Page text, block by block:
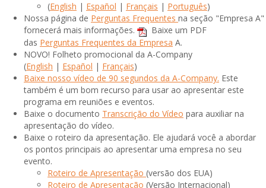
(English | Español | Français | Português)
Nossa página de Perguntas Frequentes na seção "Empresa A"
fornecerá mais informações.
Baixe um PDF
das Perguntas Frequentes da Empresa A.
NOVO! Folheto promocional da A-Company
(English | Español | Français)
Baixe nosso vídeo de 90 segundos da A-Company. Este
também é um bom recurso para usar ao apresentar este
programa em reuniões e eventos.
Baixe o documento Transcrição do Vídeo para auxiliar na
apresentação do vídeo.
Baixe o roteiro da apresentação. Ele ajudará você a abordar
os pontos principais ao apresentar uma empresa no seu
evento.
Roteiro de Apresentação (versão dos EUA)
Roteiro de Apresentação (Versão Internacional)